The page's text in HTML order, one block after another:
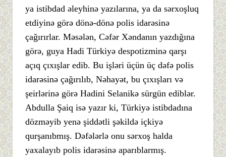
ya istibdad əleyhinə yazılarına, ya da sərxoşluq
etdiyinə görə dönə-dönə polis idarəsinə
çağırırlar. Məsələn, Cəfər Xəndanın yazdığına
görə, guya Hadi Türkiyə despotizminə qarşı
açıq çıxışlar edib. Bu işləri üçün üç dəfə polis
idarəsinə çağırılıb, Nəhayət, bu çıxışları və
şeirlərinə görə Hadini Selanikə sürgün ediblər.
Abdulla Şaiq isə yazır ki, Türkiyə istibdadına
dözməyib yenə şiddətli şəkildə içkiyə
qurşanıbmış. Dəfələrlə onu sərxoş halda
yaxalayıb polis idarəsinə aparıblarmış.